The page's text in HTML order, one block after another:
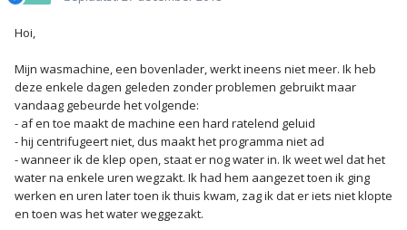
Hoi,
Mijn wasmachine, een bovenlader, werkt ineens niet meer. Ik heb
deze enkele dagen geleden zonder problemen gebruikt maar
vandaag gebeurde het volgende:
- af en toe maakt de machine een hard ratelend geluid
- hij centrifugeert niet, dus maakt het programma niet ad
- wanneer ik de klep open, staat er nog water in. Ik weet wel dat het
water na enkele uren wegzakt. Ik had hem aangezet toen ik ging
werken en uren later toen ik thuis kwam, zag ik dat er iets niet klopte
en toen was het water weggezakt.